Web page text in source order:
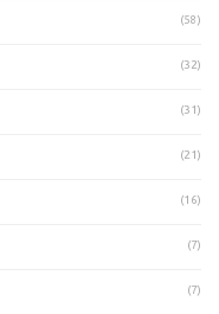
(58)
(32)
(31)
(21)
(16)
(7)
(7)